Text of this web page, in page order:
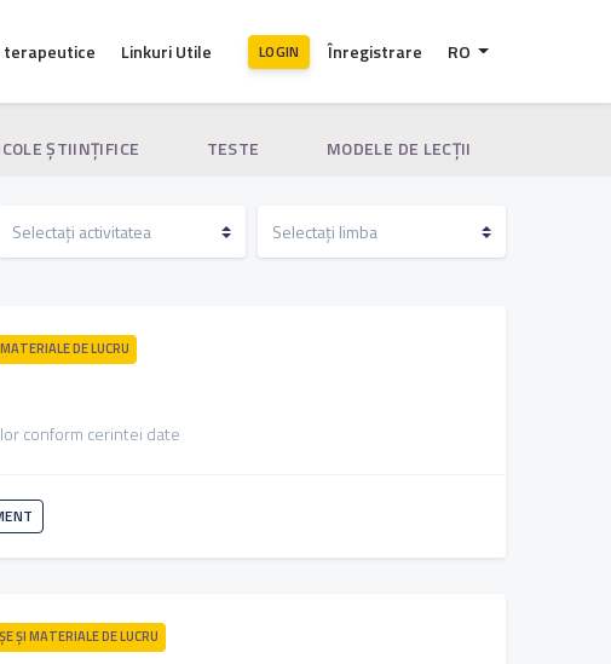
terapeutice Linkuri Utile LOGIN Înregistrare RO
ŞTIINȚIFICE TESTE MODELE DE LECȚII
DE LUCRU
conform cerintei date
ŞI MATERIALE DE LUCRU